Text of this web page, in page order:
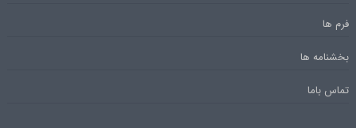
فرم ها
بخشنامه ها
تماس باما